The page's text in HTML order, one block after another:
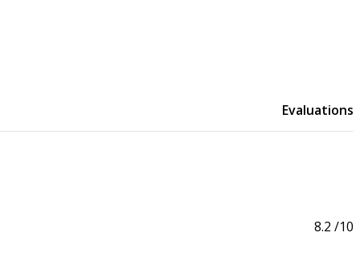
Evaluations
8.2 /10